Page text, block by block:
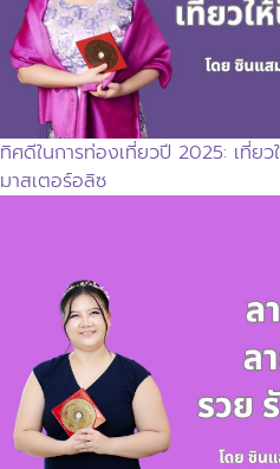
ทิศดีในการท่องเที่ยวปี 2025: เที่ย
มาสเตอร์อลิซ